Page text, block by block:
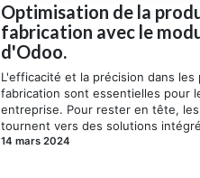
Optimisation de la
fabrication avec le
d'Odoo.
L'efficacité et la précision dans les
fabrication sont essentielles pour
entreprise. Pour rester en tête,
tournent vers des solutions
14 mars 2024